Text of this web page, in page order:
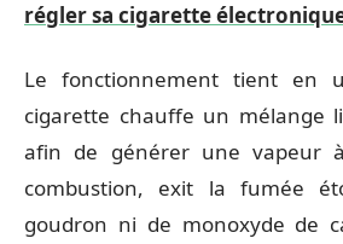
régler sa cigarette
Le fonctionnement tient en
cigarette chauffe un mélange
afin de générer une vapeur
combustion, exit la fumée
goudron ni de monoxyde de